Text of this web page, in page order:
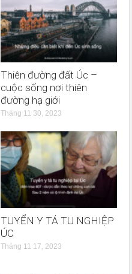
Thiên đường đất Úc –
cuộc sống nơi thiên
đường hạ giới
Tháng 11 30, 2023
TUYỂN Y TÁ TU NGHIỆP
ÚC
Tháng 11 17, 2023